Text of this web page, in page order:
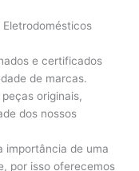
e certificados
de marcas.
originais,
dos nossos
importância de uma
por isso oferecemos